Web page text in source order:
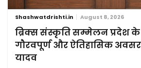
Shashwatdrishti.in August 8, 2026
ब्रिक्स संस्कृति सम्मेलन प्रदेश
गौरवपूर्ण और ऐतिहासिक
यादव